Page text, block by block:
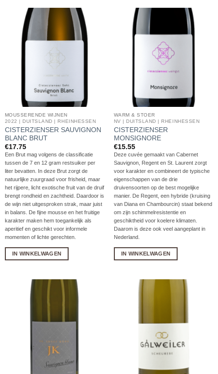
MOUSSERENDE WIJNEN
2022 | DUITSLAND | RHEINHESSEN
CISTERZIENSER SAUVIGNON
BLANC BRUT
€17.75
Een Brut mag volgens de classificatie
tussen de 7 en 12 gram restsuiker per
liter bevatten. In deze Brut zorgt de
natuurlijke zuurgraad voor frisheid, maar
het rijpere, licht exotische fruit van de druif
brengt rondheid en zachtheid. Daardoor is
de wijn niet uitgesproken strak, maar juist
in balans. De fijne mousse en het fruitige
karakter maken hem toegankelijk als
aperitief en geschikt voor informele
momenten of lichte gerechten.
IN WINKELWAGEN
WARM & STOER
NV | DUITSLAND | RHEINHESSEN
CISTERZIENSER
MONSIGNORE
€15.55
Deze cuvée gemaakt van Cabernet
Sauvignon, Regent en St. Laurent zorgt
voor karakter en combineert de typische
eigenschappen van de drie
druivensoorten op de best mogelijke
manier. De Regent, een hybride (kruising
van Diana en Chambourcin) staat bekend
om zijn schimmelresistentie en
geschiktheid voor koelere klimaten.
Daarom is deze ook veel aangeplant in
Nederland.
IN WINKELWAGEN